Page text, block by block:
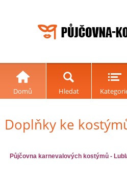
Domů Hledat
Doplňky ke
Půjčovna karnevalových kostýmů -